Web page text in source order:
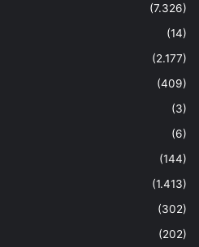
(7.326)
(14)
(2.177)
(409)
(3)
(6)
(144)
(1.413)
(302)
(202)